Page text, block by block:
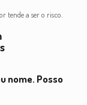
tende a ser o risco.
nome. Posso